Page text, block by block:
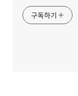
구독하기